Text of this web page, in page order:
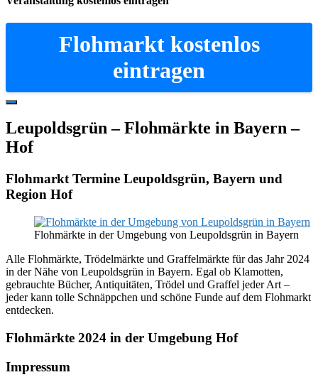
Content
Flohmarkt kostenlos
eintragen
Hide
Content
Leupoldsgrün – Flohmärkte in Bayern –
Hof
Flohmarkt Termine Leupoldsgrün, Bayern und
Region Hof
Flohmärkte in der Umgebung von Leupoldsgrün in Bayern
Alle Flohmärkte, Trödelmärkte und Graffelmärkte für das Jahr 2024
in der Nähe von Leupoldsgrün in Bayern. Egal ob Klamotten,
gebrauchte Bücher, Antiquitäten, Trödel und Graffel jeder Art –
jeder kann tolle Schnäppchen und schöne Funde auf dem Flohmarkt
entdecken.
Flohmärkte 2024 in der Umgebung Hof
Footer
Impressum